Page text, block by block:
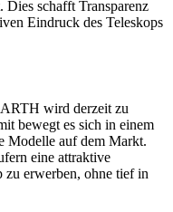
Dies schafft Transparenz
Eindruck des Teleskops
wird derzeit zu
bewegt es sich in einem
Modelle auf dem Markt.
eine attraktive
erwerben, ohne tief in